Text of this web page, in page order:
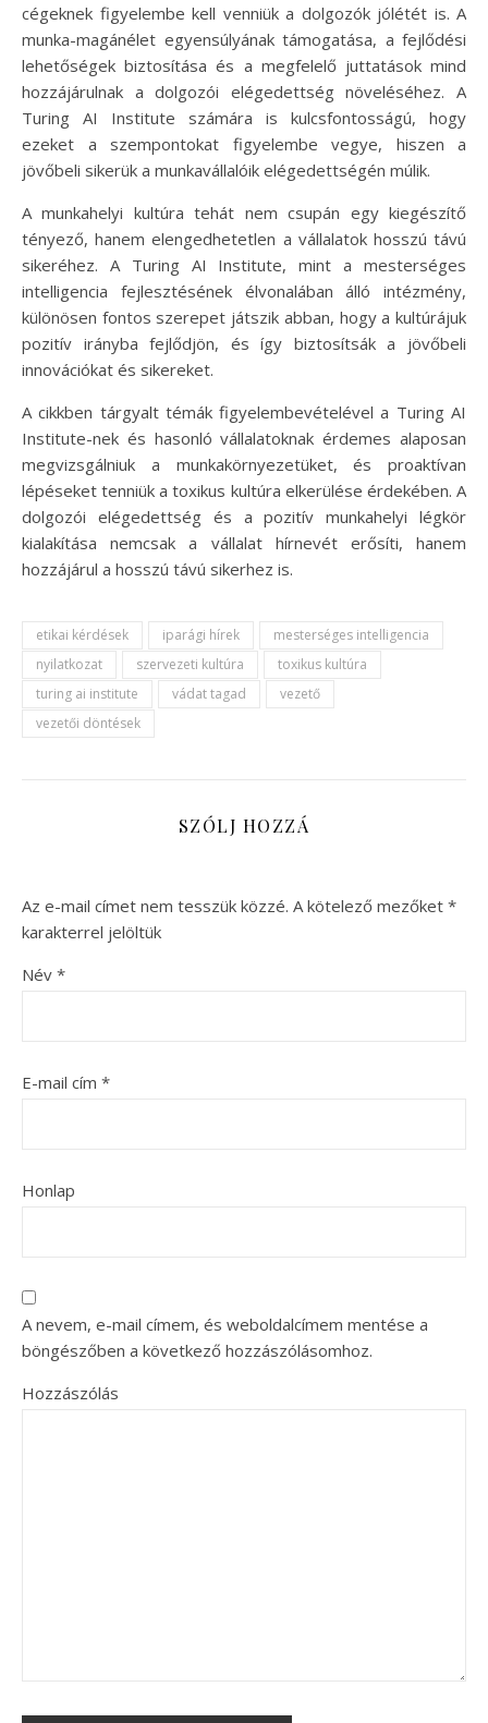
cégeknek figyelembe kell venniük a dolgozók jólétét is. A
munka-magánélet egyensúlyának támogatása, a fejlődési
lehetőségek biztosítása és a megfelelő juttatások mind
hozzájárulnak a dolgozói elégedettség növeléséhez. A
Turing AI Institute számára is kulcsfontosságú, hogy
ezeket a szempontokat figyelembe vegye, hiszen a
jövőbeli sikerük a munkavállalóik elégedettségén múlik.
A munkahelyi kultúra tehát nem csupán egy kiegészítő
tényező, hanem elengedhetetlen a vállalatok hosszú távú
sikeréhez. A Turing AI Institute, mint a mesterséges
intelligencia fejlesztésének élvonalában álló intézmény,
különösen fontos szerepet játszik abban, hogy a kultúrájuk
pozitív irányba fejlődjön, és így biztosítsák a jövőbeli
innovációkat és sikereket.
A cikkben tárgyalt témák figyelembevételével a Turing AI
Institute-nek és hasonló vállalatoknak érdemes alaposan
megvizsgálniuk a munkakörnyezetüket, és proaktívan
lépéseket tenniük a toxikus kultúra elkerülése érdekében. A
dolgozói elégedettség és a pozitív munkahelyi légkör
kialakítása nemcsak a vállalat hírnevét erősíti, hanem
hozzájárul a hosszú távú sikerhez is.
etikai kérdések iparági hírek
mesterséges intelligencia
nyilatkozat
szervezeti kultúra
toxikus kultúra
turing ai institute
vádat tagad
vezető
vezetői döntések
SZÓLJ HOZZÁ
Az e-mail címet nem tesszük közzé. A kötelező mezőket *
karakterrel jelöltük
Név *
E-mail cím *
Honlap
A nevem, e-mail címem, és weboldalcímem mentése a
böngészőben a következő hozzászólásomhoz.
Hozzászólás